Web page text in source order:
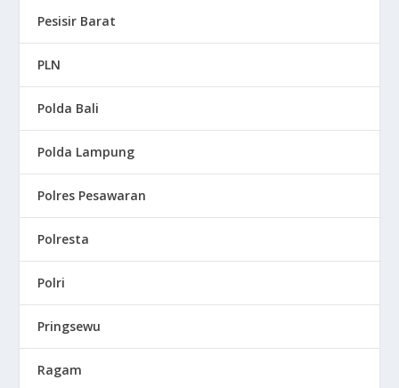
Pesisir Barat
PLN
Polda Bali
Polda Lampung
Polres Pesawaran
Polresta
Polri
Pringsewu
Ragam